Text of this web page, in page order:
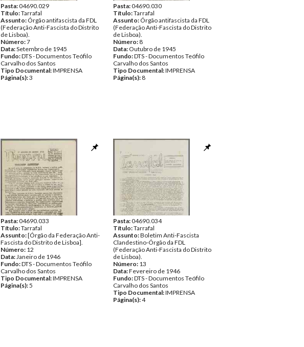
Pasta:04690.029
Título:Tarrafal
Assunto: Órgão antifascista da FDL
(Federação Anti-Fascista do Distrito
de Lisboa).
Número:7
Data:Setembro de 1945
Fundo:DTS - Documentos Teófilo
Carvalho dos Santos
Tipo Documental:IMPRENSA
Página(s):3
Pasta:04690.030
Título:Tarrafal
Assunto: Órgão antifascista da FDL
(Federação Anti-Fascista do Distrito
de Lisboa).
Número: 8
Data: Outubro de 1945
Fundo:DTS - Documentos Teófilo
Carvalho dos Santos
Tipo Documental:IMPRENSA
Página(s): 8
Pasta:04690.033
Título:Tarrafal
Assunto:[Órgão da Federação Anti-
Fascista do Distrito de Lisboa].
Número: 12
Data:Janeiro de 1946
Fundo:DTS - Documentos Teófilo
Carvalho dos Santos
Tipo Documental:IMPRENSA
Página(s):5
Pasta:04690.034
Título:Tarrafal
Assunto:Boletim Anti-Fascista
Clandestino-Órgão da FDL
(Federação Anti-Fascista do Distrito
de Lisboa).
Número: 13
Data:Fevereiro de 1946
Fundo:DTS - Documentos Teófilo
Carvalho dos Santos
Tipo Documental:IMPRENSA
Página(s):4